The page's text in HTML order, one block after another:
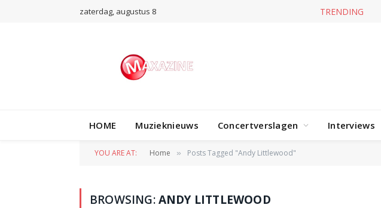
zaterdag, augustus 8 TRENDING
HOME Muzieknieuws Concertverslagen Interviews
YOU ARE AT: Home » Posts Tagged "Andy Littlewood"
BROWSING:ANDY LITTLEWOOD